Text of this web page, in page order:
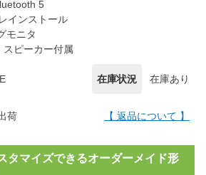
5
インストール
モニタ
ピーカー付属
在庫状況 在庫あり
荷 【 返品について 】
タマイズできるオーダーメイド形